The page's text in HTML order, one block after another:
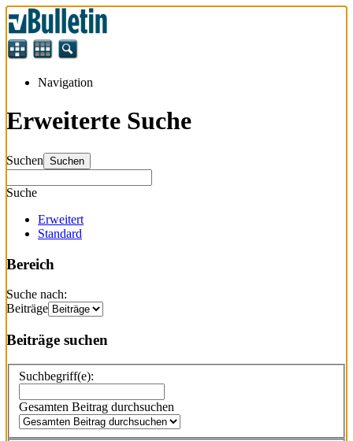
Navigation
Erweiterte Suche
Suchen Suchen
Suche
Erweitert
Standard
Bereich
Suche nach:
Beiträge
Beiträge suchen
Suchbegriff(e):
Gesamten Beitrag durchsuchen